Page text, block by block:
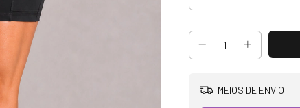
MEIOS DE ENVIO